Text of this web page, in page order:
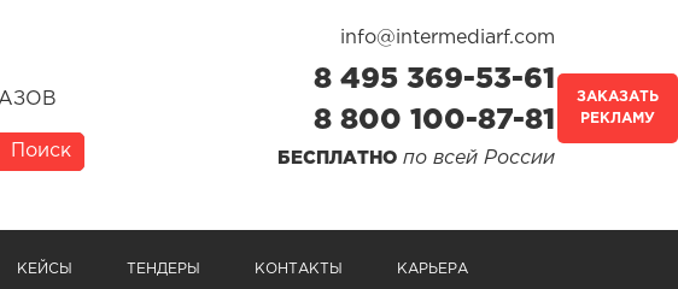
Поиск
info@intermediarf.com
8 495 369-53-61
8 800 100-87-81
БЕСПЛАТНО по всей России
КЕЙСЫ ТЕНДЕРЫ КОНТАКТЫ КАРЬЕРА
ЗАКАЗАТЬ
РЕКЛАМУ